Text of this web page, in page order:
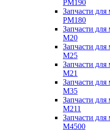
PM190
Запчасти
PM180
Запчасти
M20
Запчасти
M25
Запчасти
M21
Запчасти
M35
Запчасти
M211
Запчасти
M4500